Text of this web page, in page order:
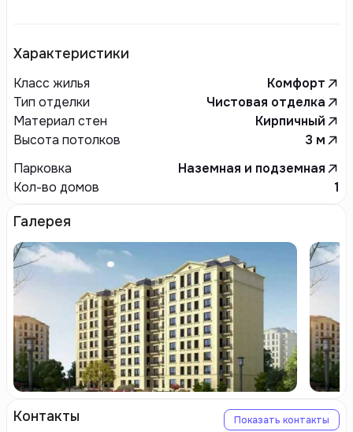
Характеристики
Класс жилья
Комфорт
Тип отделки
Чистовая отделка
Материал стен
Кирпичный
Высота потолков
3 м
Парковка
Наземная и подземная
Кол-во домов
1
Галерея
Контакты Показать контакты